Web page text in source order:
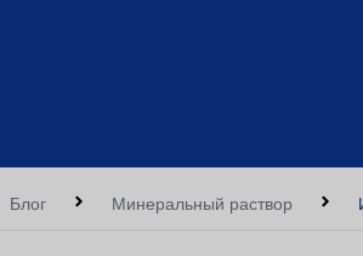
Блог Минеральный раствор